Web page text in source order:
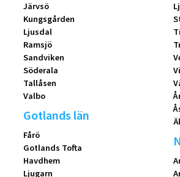
Järvsö
Kungsgården
Ljusdal
Ramsjö
Sandviken
Söderala
Tallåsen
Valbo
Gotlands län
Fårö
Gotlands Tofta
Havdhem
Ljugarn